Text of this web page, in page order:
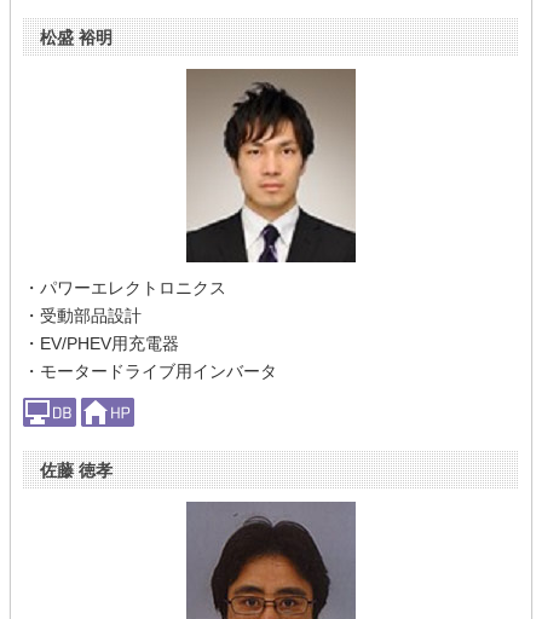
松盛 裕明
・パワーエレクトロニクス
・受動部品設計
・EV/PHEV用充電器
・モータードライブ用インバータ
佐藤 徳孝